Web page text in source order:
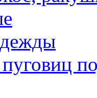
пуговиц